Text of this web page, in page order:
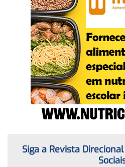
Siga a Revista